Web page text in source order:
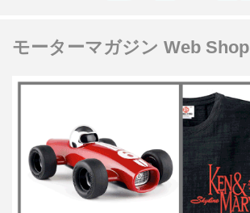
モーターマガジン Web Shop